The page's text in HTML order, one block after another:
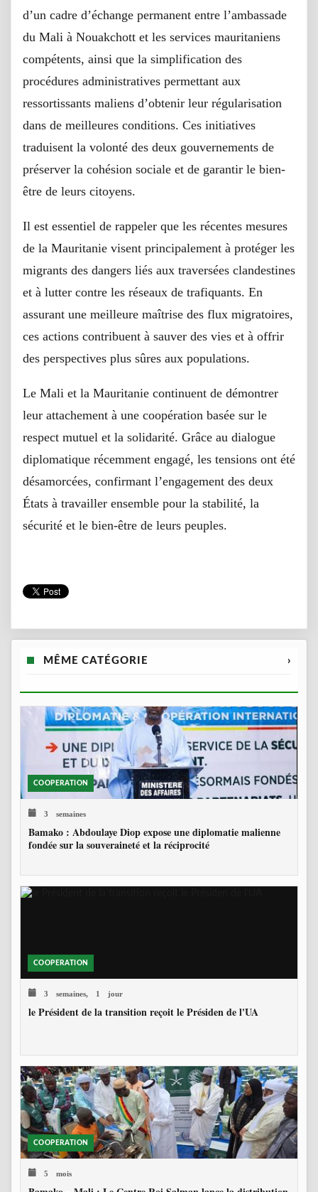
d’un cadre d’échange permanent entre l’ambassade
du Mali à Nouakchott et les services mauritaniens
compétents, ainsi que la simplification des
procédures administratives permettant aux
ressortissants maliens d’obtenir leur régularisation
dans de meilleures conditions. Ces initiatives
traduisent la volonté des deux gouvernements de
préserver la cohésion sociale et de garantir le bien-
être de leurs citoyens.
Il est essentiel de rappeler que les récentes mesures
de la Mauritanie visent principalement à protéger les
migrants des dangers liés aux traversées clandestines
et à lutter contre les réseaux de trafiquants. En
assurant une meilleure maîtrise des flux migratoires,
ces actions contribuent à sauver des vies et à offrir
des perspectives plus sûres aux populations.
Le Mali et la Mauritanie continuent de démontrer
leur attachement à une coopération basée sur le
respect mutuel et la solidarité. Grâce au dialogue
diplomatique récemment engagé, les tensions ont été
désamorcées, confirmant l’engagement des deux
États à travailler ensemble pour la stabilité, la
sécurité et le bien-être de leurs peuples.
MÊME CATÉGORIE ›
COOPERATION
3 semaines
Bamako : Abdoulaye Diop expose une diplomatie malienne
fondée sur la souveraineté et la réciprocité
COOPERATION
3 semaines, 1 jour
le Président de la transition reçoit le Présiden de l'UA
COOPERATION
5 mois